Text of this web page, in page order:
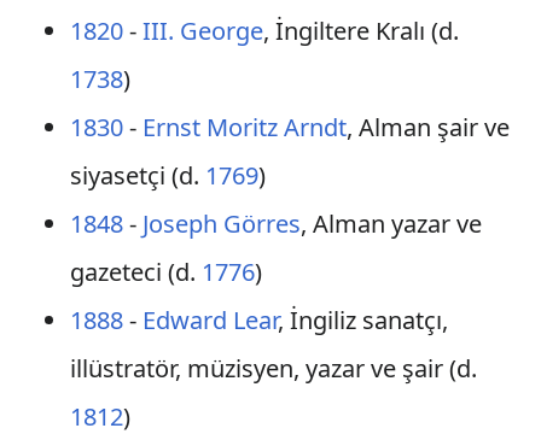
1820-III. George, İngiltere Kralı (d.
1738)
1830- Ernst Moritz Arndt, Alman şair ve
siyasetçi (d. 1769)
1848- Joseph Görres, Alman yazar ve
gazeteci (d. 1776)
1888- Edward Lear, İngiliz sanatçı,
illüstratör, müzisyen, yazar ve şair (d.
1812)